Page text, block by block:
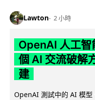
Lawton 2 小時
OpenAI 人工智
個 AI 交流破解
建
OpenAI 測試中的 AI 模型